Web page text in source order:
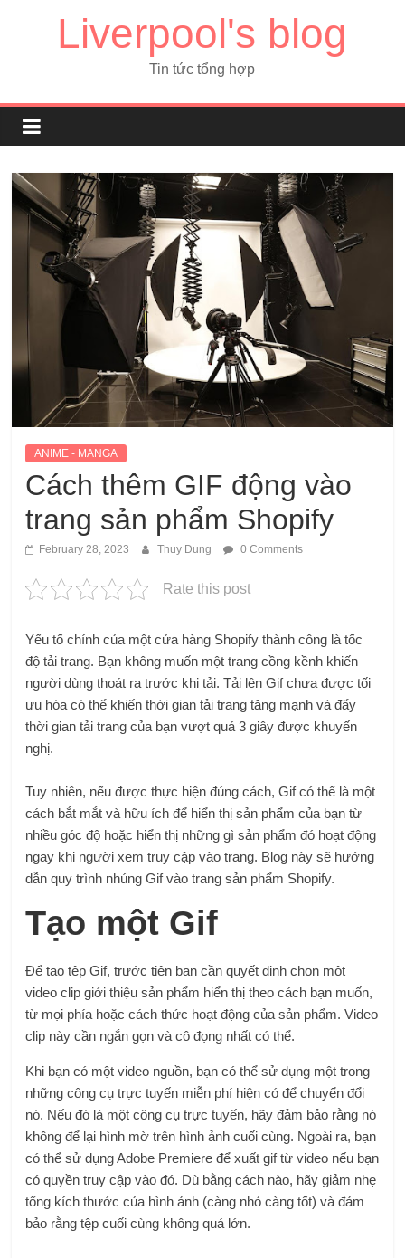
Liverpool's blog
Tin tức tổng hợp
ANIME - MANGA
Cách thêm GIF động vào
trang sản phẩm Shopify
February 28, 2023 Thuy Dung 0 Comments
Rate this post
Yếu tố chính của một cửa hàng Shopify thành công là tốc
độ tải trang. Bạn không muốn một trang cồng kềnh khiến
người dùng thoát ra trước khi tải. Tải lên Gif chưa được tối
ưu hóa có thể khiến thời gian tải trang tăng mạnh và đẩy
thời gian tải trang của bạn vượt quá 3 giây được khuyến
nghị.
Tuy nhiên, nếu được thực hiện đúng cách, Gif có thể là một
cách bắt mắt và hữu ích để hiển thị sản phẩm của bạn từ
nhiều góc độ hoặc hiển thị những gì sản phẩm đó hoạt động
ngay khi người xem truy cập vào trang. Blog này sẽ hướng
dẫn quy trình nhúng Gif vào trang sản phẩm Shopify.
Tạo một Gif
Để tạo tệp Gif, trước tiên bạn cần quyết định chọn một
video clip giới thiệu sản phẩm hiển thị theo cách bạn muốn,
từ mọi phía hoặc cách thức hoạt động của sản phẩm. Video
clip này cần ngắn gọn và cô đọng nhất có thể.
Khi bạn có một video nguồn, bạn có thể sử dụng một trong
những công cụ trực tuyến miễn phí hiện có để chuyển đổi
nó. Nếu đó là một công cụ trực tuyến, hãy đảm bảo rằng nó
không để lại hình mờ trên hình ảnh cuối cùng. Ngoài ra, bạn
có thể sử dụng Adobe Premiere để xuất gif từ video nếu bạn
có quyền truy cập vào đó. Dù bằng cách nào, hãy giảm nhẹ
tổng kích thước của hình ảnh (càng nhỏ càng tốt) và đảm
bảo rằng tệp cuối cùng không quá lớn.